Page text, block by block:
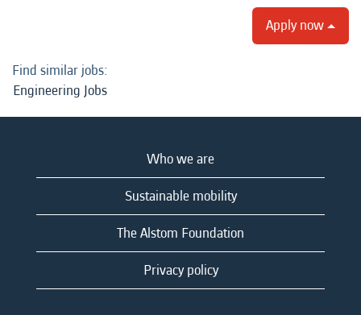
Apply now
Find similar jobs:
Engineering Jobs
Who we are
Sustainable mobility
The Alstom Foundation
Privacy policy